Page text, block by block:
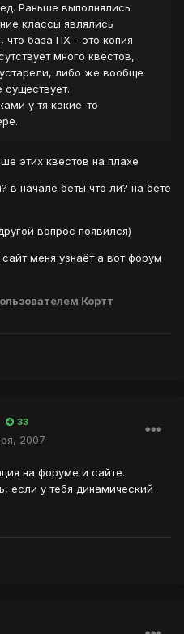
Раньше выполнялись
классы являлись
что база ПХ - это копия
много квестов,
либо же вообще
существует.
у тя какие-то
этих квестов на плахе
в начале беты что ли? на бете
вопрос появился)
меня узнаёт а вот форум
Кортт
33
2007
на форуме и сайте.
если у тебя динамический